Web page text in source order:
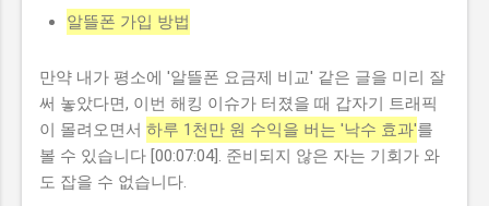
알뜰폰 가입 방법
만약 내가 평소에 '알뜰폰 요금제 비교' 같은 글을 미리 잘
써 놓았다면, 이번 해킹 이슈가 터졌을 때 갑자기 트래픽
이 몰려오면서 하루 1천만 원 수익을 버는 '낙수 효과'를
볼 수 있습니다 [00:07:04]. 준비되지 않은 자는 기회가 와
도 잡을 수 없습니다.